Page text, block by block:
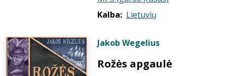
Kalba: Lietuvių
Jakob Wegelius
Rožės apgaulė